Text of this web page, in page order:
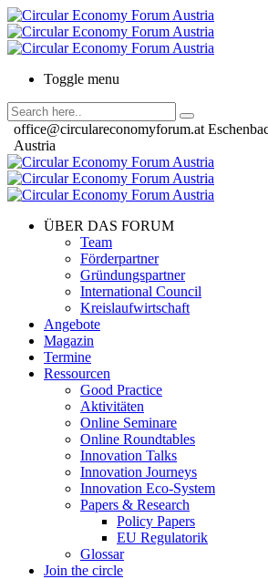
Toggle menu
office@circulareconomyforum.at
Austria
ÜBER DAS FORUM
Team
Förderpartner
Gründungspartner
International Council
Kreislaufwirtschaft
Angebote
Magazin
Termine
Ressourcen
Good Practice
Aktivitäten
Online Seminare
Online Roundtables
Innovation Talks
Innovation Journeys
Innovation Eco-System
Papers & Research
Policy Papers
EU Regulatorik
Glossar
Join the circle